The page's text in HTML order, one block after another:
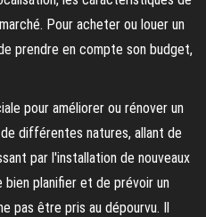
Pour acheter ou louer un
prendre en compte son budget,
pour améliorer ou rénover un
différentes natures, allant de
par l'installation de nouveaux
planifier et de prévoir un
pas être pris au dépourvu. Il